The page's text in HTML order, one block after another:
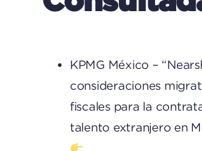
KPMG México –
consideraciones
fiscales para la
talento extranjero en